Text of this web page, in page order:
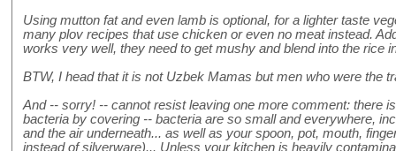
Using mutton fat and even lamb is optional, for a lighter taste
many plov recipes that use chicken or even no meat instead.
works very well, they need to get mushy and blend into the rice
BTW, I head that it is not Uzbek Mamas but men who were the
And -- sorry! -- cannot resist leaving one more comment: there
bacteria by covering -- bacteria are so small and everywhere,
and the air underneath... as well as your spoon, pot, mouth,
instead of silverware)... Unless your kitchen is heavily